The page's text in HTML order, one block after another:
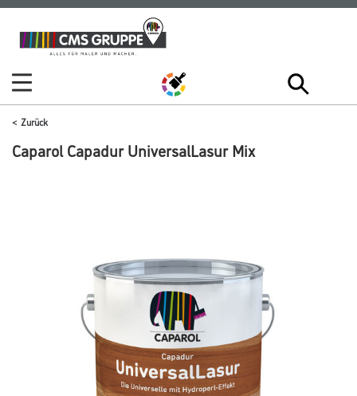
Zum
Inhalt
Zum
Navigationsmenü
Zurück
Caparol Capadur UniversalLasur Mix